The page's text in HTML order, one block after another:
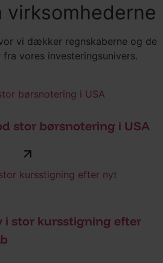
virksomhederne
vi dækker regnskaberne og de
vores investeringsunivers.
stor børsnotering i USA
i stor kursstigning efter